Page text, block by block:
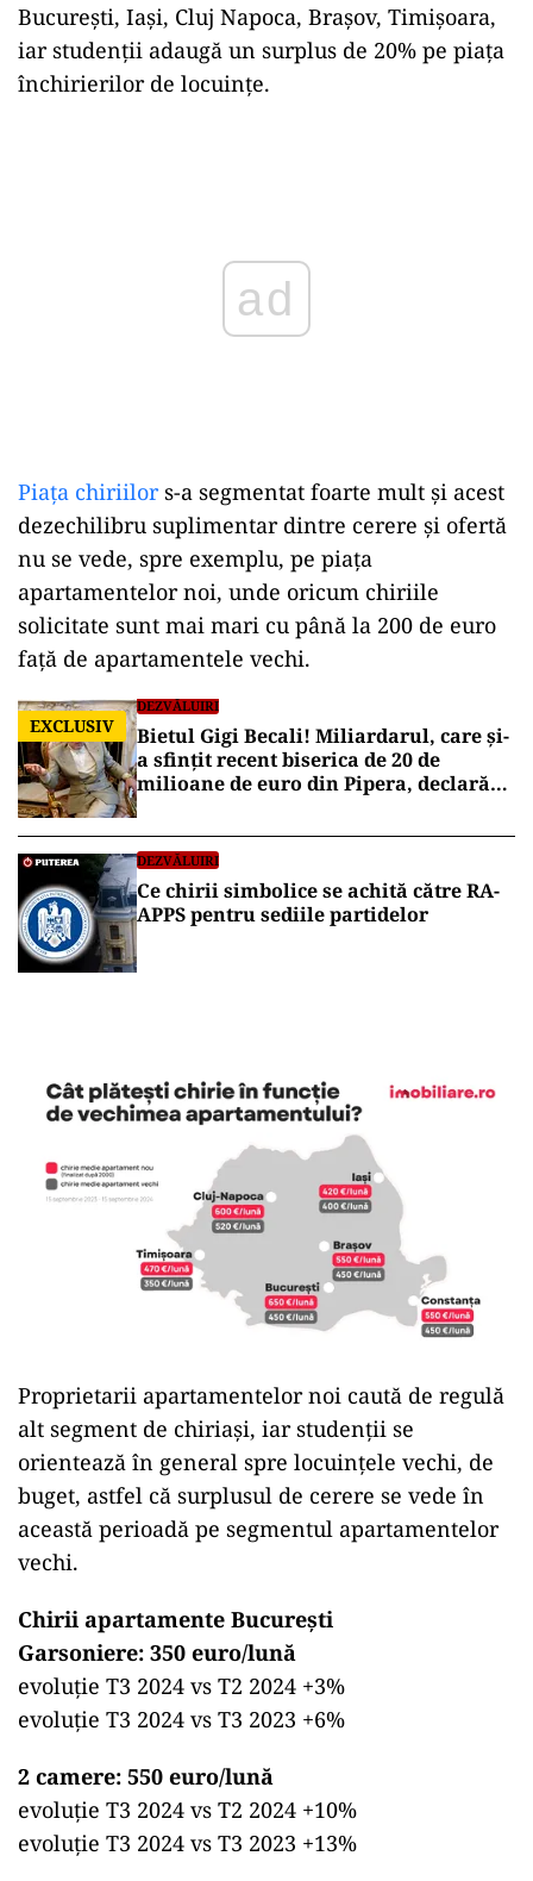
Bucureşti, Iaşi, Cluj Napoca, Braşov, Timişoara,
iar studenţii adaugă un surplus de 20% pe piaţa
închirierilor de locuinţe.
Piaţa chiriilors-a segmentat foarte mult şi acest
dezechilibru suplimentar dintre cerere şi ofertă
nu se vede, spre exemplu, pe piaţa
apartamentelor noi, unde oricum chiriile
solicitate sunt mai mari cu până la 200 de euro
faţă de apartamentele vechi.
EXCLUSIV
DEZVĂLUIRI
Bietul Gigi Becali! Miliardarul, care și-
a sfințit recent biserica de 20 de
milioane de euro din Pipera, declară
firma sa de imobiliare
DEZVĂLUIRI
Ce chirii simbolice se achită către RA-
APPS pentru sediile partidelor
Proprietarii apartamentelor noi caută de regulă
alt segment de chiriaşi, iar studenţii se
orientează în general spre locuinţele vechi, de
buget, astfel că surplusul de cerere se vede în
această perioadă pe segmentul apartamentelor
vechi.
Chirii apartamente București
Garsoniere: 350 euro/lună
evoluție T3 2024 vs T2 2024 +3%
evoluție T3 2024 vs T3 2023 +6%
2 camere: 550 euro/lună
evoluție T3 2024 vs T2 2024 +10%
evoluție T3 2024 vs T3 2023 +13%